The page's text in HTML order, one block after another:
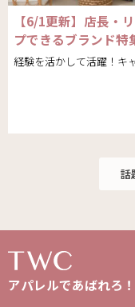
【6/1更新】店長・
プできるブランド特
経験を活かして活躍！キ
話
アパレルであばれろ！